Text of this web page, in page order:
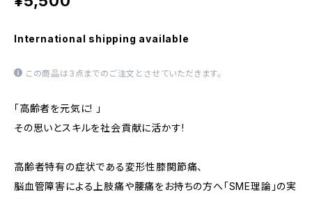
International shipping available
この商品は3点までのご注文とさせていただきます。
「高齢者を元気に! 」
その思いとスキルを社会貢献に活かす!
高齢者特有の症状である変形性膝関節痛、
脳血管障害による上肢痛や腰痛をお持ちの方へ「SME理論」の実